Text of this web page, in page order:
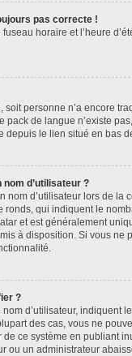
pas correcte !
horaire et l’heure
soit personne n’a encore
de langue n’existe
le lien situé en bas
d’utilisateur ?
d’utilisateur lors de
ronds, qui indiquent le
et est généralement
à disposition. Si vous ne
?
d’utilisateur,
des cas, vous ne
ce système en publiant
ou un administrateur